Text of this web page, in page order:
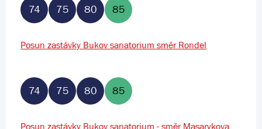
74 75 80 85
Posun zastávky Bukov sanatorium směr Rondel
74 75 80 85
Posun zastávky Bukov sanatorium - směr Masarykova